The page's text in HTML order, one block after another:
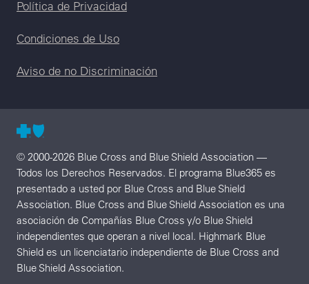
Política de Privacidad
Condiciones de Uso
Aviso de no Discriminación
© 2000-2026 Blue Cross and Blue Shield Association —
Todos los Derechos Reservados. El programa Blue365 es
presentado a usted por Blue Cross and Blue Shield
Association. Blue Cross and Blue Shield Association es una
asociación de Compañías Blue Cross y/o Blue Shield
independientes que operan a nivel local. Highmark Blue
Shield es un licenciatario independiente de Blue Cross and
Blue Shield Association.